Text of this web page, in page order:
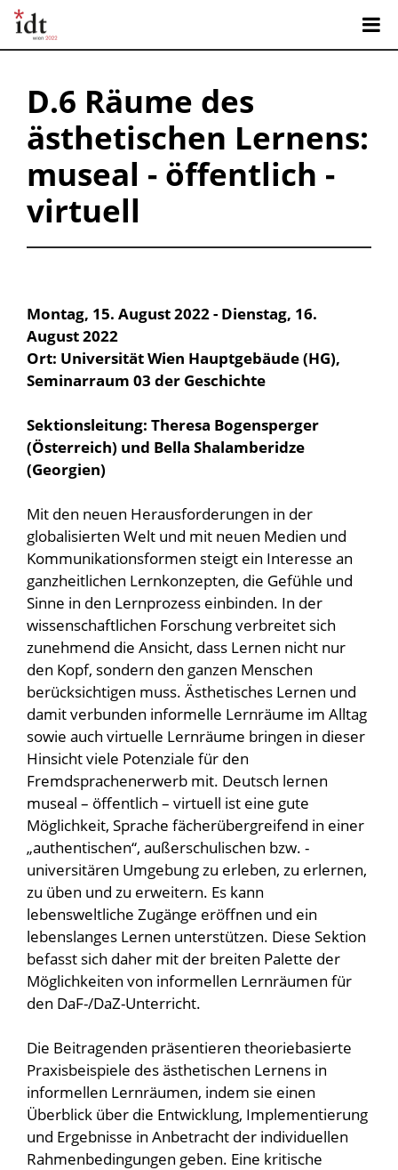
D.6 Räume des
ästhetischen Lernens:
museal - öffentlich -
virtuell
Montag, 15. August 2022 - Dienstag, 16.
August 2022
Ort: Universität Wien Hauptgebäude (HG),
Seminarraum 03 der Geschichte
Sektionsleitung: Theresa Bogensperger
(Österreich) und Bella Shalamberidze
(Georgien)
Mit den neuen Herausforderungen in der
globalisierten Welt und mit neuen Medien und
Kommunikationsformen steigt ein Interesse an
ganzheitlichen Lernkonzepten, die Gefühle und
Sinne in den Lernprozess einbinden. In der
wissenschaftlichen Forschung verbreitet sich
zunehmend die Ansicht, dass Lernen nicht nur
den Kopf, sondern den ganzen Menschen
berücksichtigen muss. Ästhetisches Lernen und
damit verbunden informelle Lernräume im Alltag
sowie auch virtuelle Lernräume bringen in dieser
Hinsicht viele Potenziale für den
Fremdsprachenerwerb mit. Deutsch lernen
museal – öffentlich – virtuell ist eine gute
Möglichkeit, Sprache fächerübergreifend in einer
„authentischen“, außerschulischen bzw. -
universitären Umgebung zu erleben, zu erlernen,
zu üben und zu erweitern. Es kann
lebensweltliche Zugänge eröffnen und ein
lebenslanges Lernen unterstützen. Diese Sektion
befasst sich daher mit der breiten Palette der
Möglichkeiten von informellen Lernräumen für
den DaF-/DaZ-Unterricht.
Die Beitragenden präsentieren theoriebasierte
Praxisbeispiele des ästhetischen Lernens in
informellen Lernräumen, indem sie einen
Überblick über die Entwicklung, Implementierung
und Ergebnisse in Anbetracht der individuellen
Rahmenbedingungen geben. Eine kritische